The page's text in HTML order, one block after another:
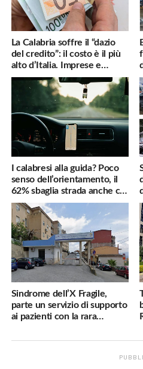
La Calabria soffre il “dazio
del credito”: il costo è il più
alto d’Italia. Imprese e
famiglie penalizzate
I calabresi alla guida? Poco
senso dell’orientamento, il
62% sbaglia strada anche col
navigatore
Sindrome dell’X Fragile,
parte un servizio di supporto
ai pazienti con la rara